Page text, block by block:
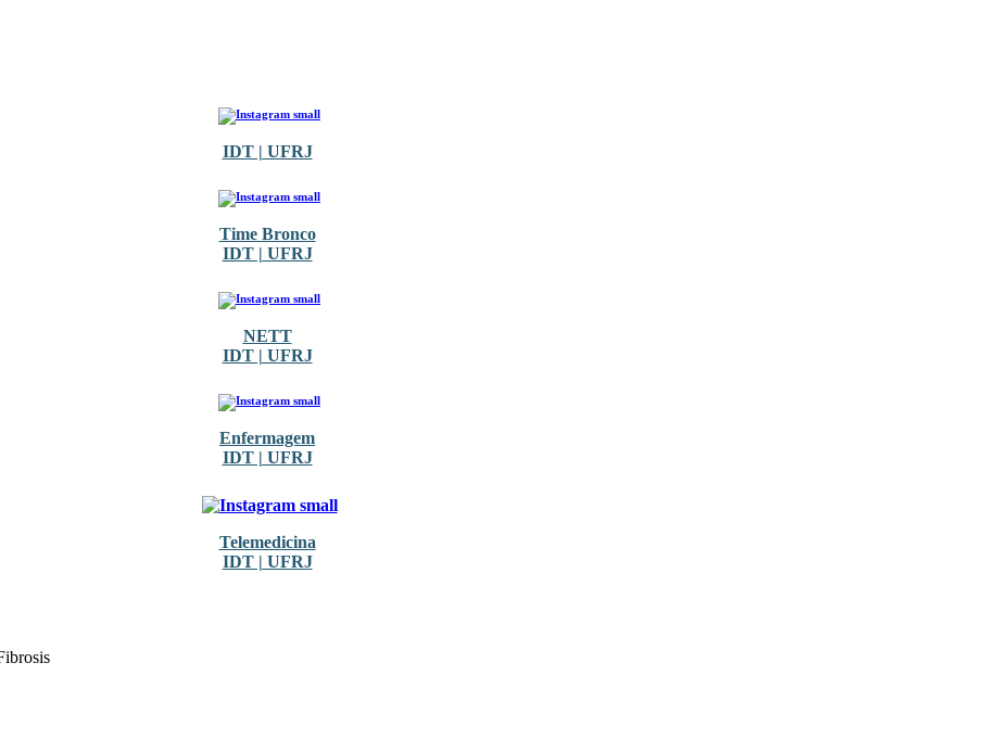
IDT | UFRJ
Time Bronco
IDT | UFRJ
NETT
IDT | UFRJ
Enfermagem
IDT | UFRJ
Telemedicina
IDT | UFRJ